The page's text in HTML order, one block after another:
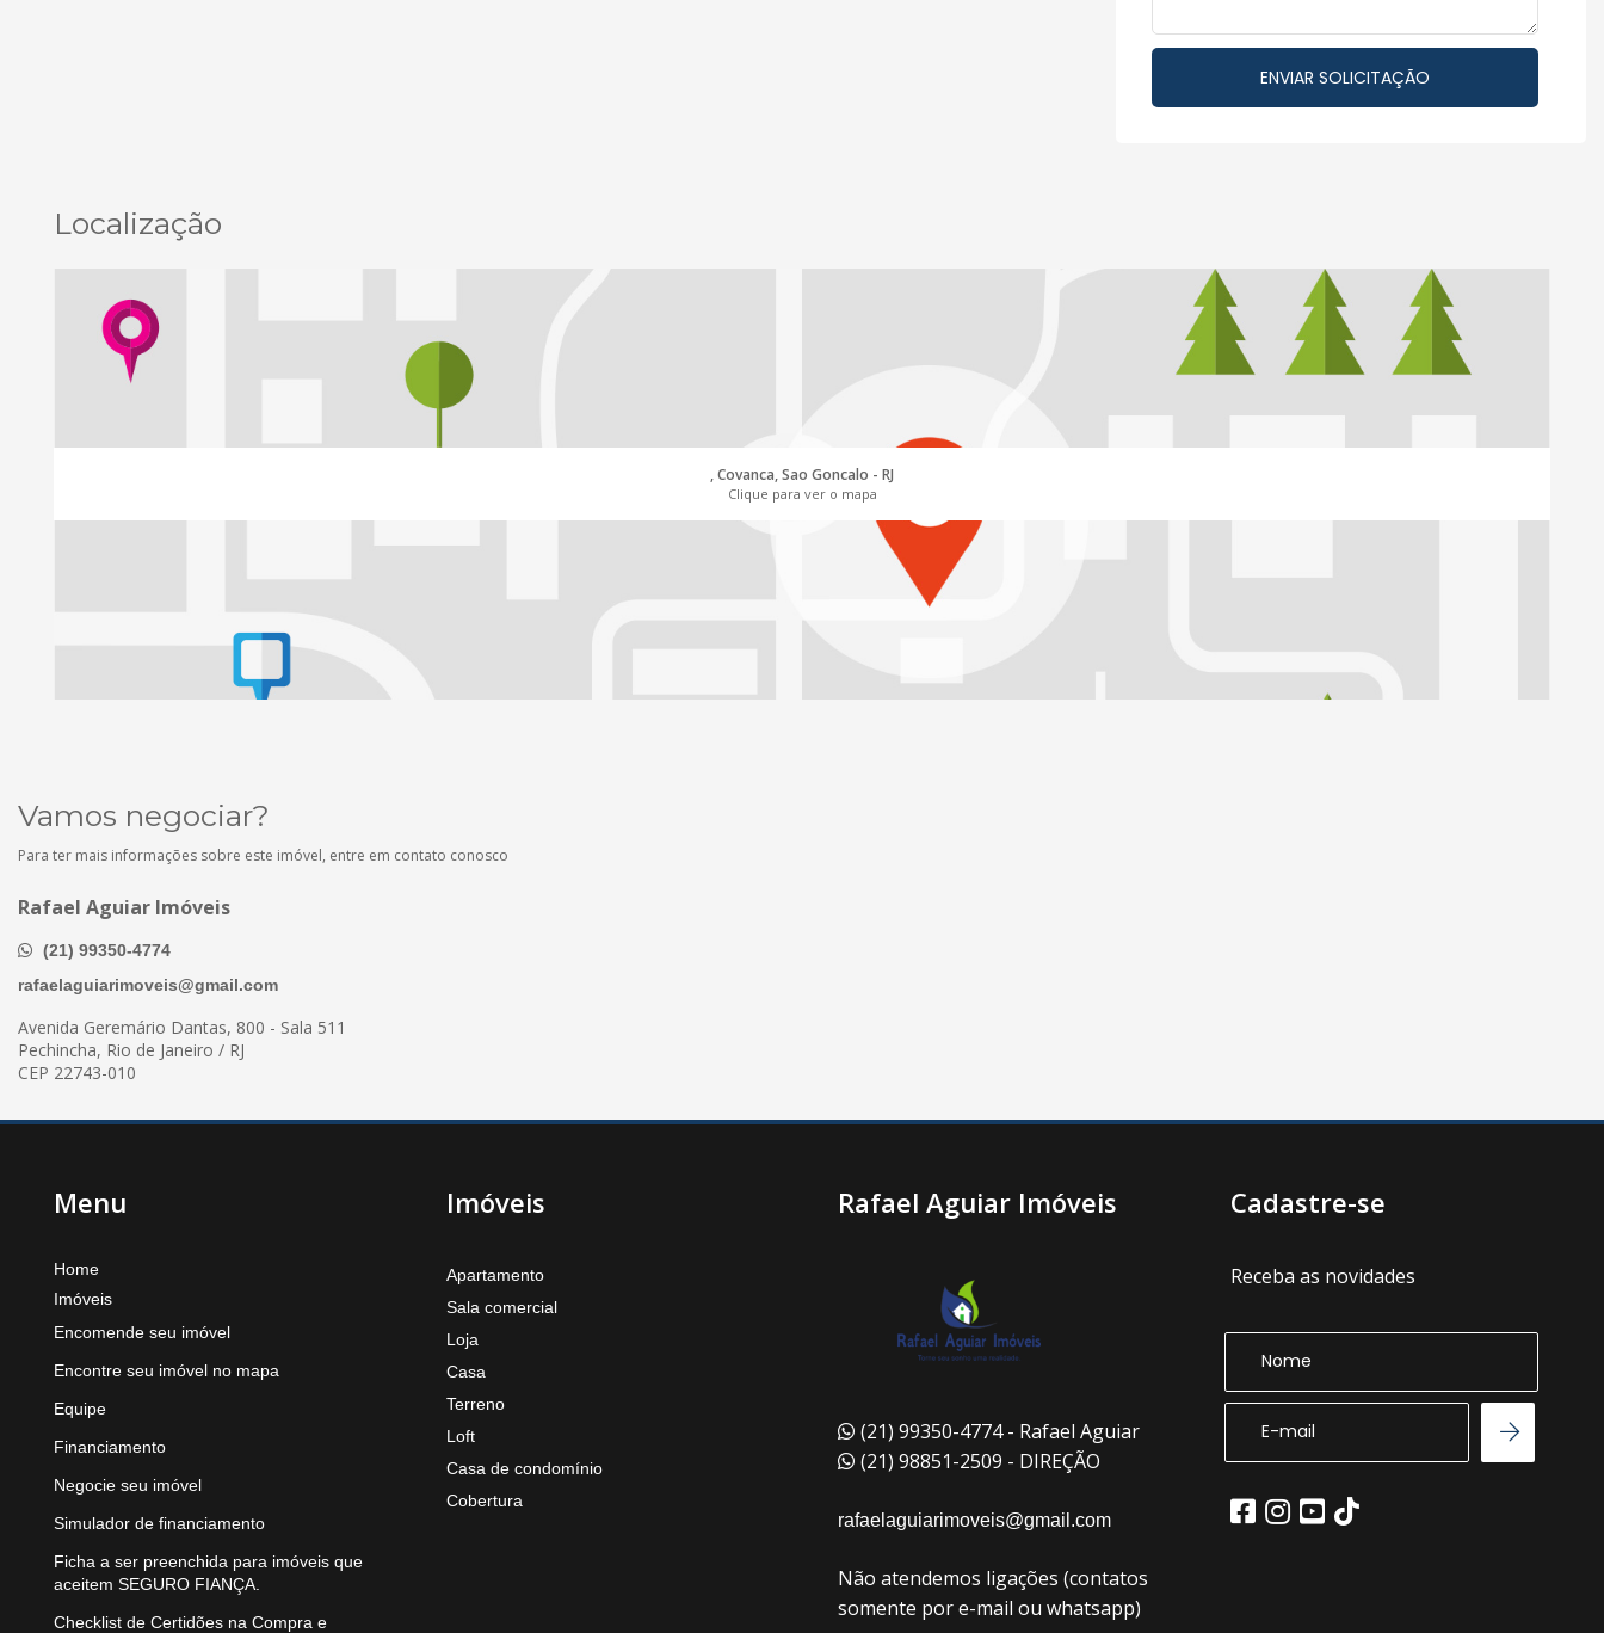
Localização
, Covanca, Sao Goncalo - RJ
Clique para ver o mapa
Vamos negociar?
Para ter mais informações sobre este imóvel, entre em contato conosco
Rafael Aguiar Imóveis
(21) 99350-4774
rafaelaguiarimoveis@gmail.com
Avenida Geremário Dantas, 800 - Sala 511
Pechincha, Rio de Janeiro / RJ
CEP 22743-010
Menu
Home
Imóveis
Encomende seu imóvel
Encontre seu imóvel no mapa
Equipe
Financiamento
Negocie seu imóvel
Simulador de financiamento
Ficha a ser preenchida para imóveis que
aceitem SEGURO FIANÇA.
Checklist de Certidões na Compra e
Imóveis
Apartamento
Sala comercial
Loja
Casa
Terreno
Loft
Casa de condomínio
Cobertura
Rafael Aguiar Imóveis
(21) 99350-4774 - Rafael Aguiar
(21) 98851-2509 - DIREÇÃO
rafaelaguiarimoveis@gmail.com
Não atendemos ligações (contatos
somente por e-mail ou whatsapp)
Cadastre-se
Receba as novidades